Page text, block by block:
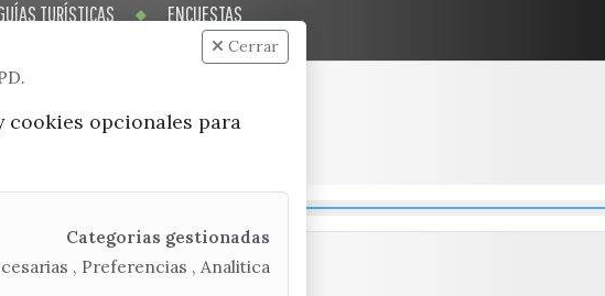
TURÍSTICAS ENCUESTAS
Cerrar
cookies opcionales para
Categorias gestionadas
, Preferencias , Analitica